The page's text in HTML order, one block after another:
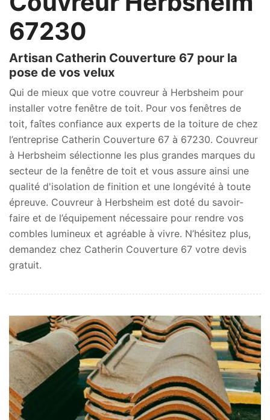
67230
Artisan Catherin Couverture 67 pour la
pose de vos velux
Qui de mieux que votre couvreur à Herbsheim pour
installer votre fenêtre de toit. Pour vos fenêtres de
toit, faîtes confiance aux experts de la toiture de chez
l’entreprise Catherin Couverture 67 à 67230. Couvreur
à Herbsheim sélectionne les plus grandes marques du
secteur de la fenêtre de toit et vous assure ainsi une
qualité d'isolation de finition et une longévité à toute
épreuve. Couvreur à Herbsheim est doté du savoir-
faire et de l’équipement nécessaire pour rendre vos
combles lumineux et agréable à vivre. N’hésitez plus,
demandez chez Catherin Couverture 67 votre devis
gratuit.